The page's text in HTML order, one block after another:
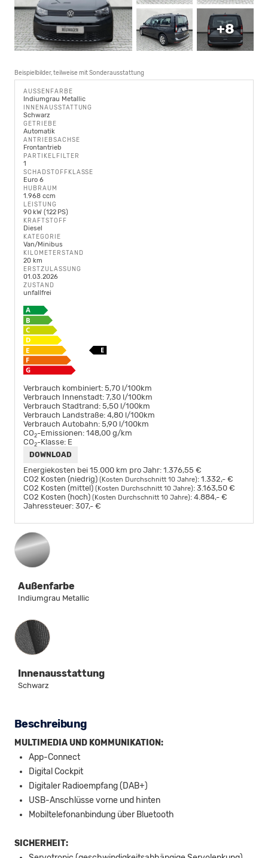
+8
Beispielbilder, teilweise mit Sonderausstattung
AUSSENFARBE
Indiumgrau Metallic
INNENAUSSTATTUNG
Schwarz
GETRIEBE
Automatik
ANTRIEBSACHSE
Frontantrieb
PARTIKELFILTER
1
SCHADSTOFFKLASSE
Euro 6
HUBRAUM
1.968 ccm
LEISTUNG
90 kW (122 PS)
KRAFTSTOFF
Diesel
KATEGORIE
Van/Minibus
KILOMETERSTAND
20 km
ERSTZULASSUNG
01.03.2026
ZUSTAND
unfallfrei
Verbrauch kombiniert: 5,70 l/100km
Verbrauch Innenstadt: 7,30 l/100km
Verbrauch Stadtrand: 5,50 l/100km
Verbrauch Landstraße: 4,80 l/100km
Verbrauch Autobahn: 5,90 l/100km
CO2-Emissionen: 148,00 g/km
CO2-Klasse: E
DOWNLOAD
Energiekosten bei 15.000 km pro Jahr: 1.376,55 €
CO2 Kosten (niedrig) (Kosten Durchschnitt 10 Jahre): 1.332,- €
CO2 Kosten (mittel) (Kosten Durchschnitt 10 Jahre): 3.163,50 €
CO2 Kosten (hoch) (Kosten Durchschnitt 10 Jahre): 4.884,- €
Jahressteuer: 307,- €
Außenfarbe
Indiumgrau Metallic
Innenausstattung
Innenausstattung
Schwarz
Beschreibung
MULTIMEDIA UND KOMMUNIKATION:
App-Connect
Digital Cockpit
Digitaler Radioempfang (DAB+)
USB-Anschlüsse vorne und hinten
Mobiltelefonanbindung über Bluetooth
SICHERHEIT: